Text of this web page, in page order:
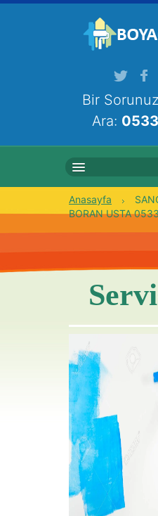
Bir
Ara:
ANASAYFA
İLETIŞIM
Anasayfa
BORAN USTA